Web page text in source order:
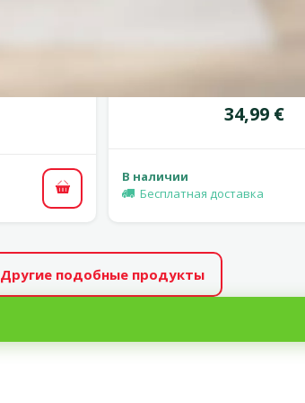
В корзину
Цена
34,99 €
В наличии
Бесплатная доставка
Другие подобные продукты